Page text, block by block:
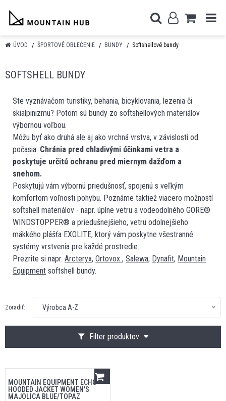
ÚVOD ŠPORTOVÉ OBLEČENIE BUNDY Softshellové bundy
SOFTSHELL BUNDY
Ste vyznávačom turistiky, behania, bicyklovania, lezenia či
skialpinizmu? Potom sú bundy zo softshellových materiálov
výbornou voľbou.
Môžu byť ako druhá ale aj ako vrchná vrstva, v závislosti od
počasia. Chránia pred chladivými účinkami vetra a
poskytuje určitú ochranu pred miernym dažďom a
snehom.
Poskytujú vám výbornú priedušnosť, spojenú s veľkým
komfortom voľnosti pohybu. Poznáme taktiež viacero možností
softshell materiálov - napr. úplne vetru a vodeodolného GORE®
WINDSTOPPER® a priedušnejšieho, vetru odolnejšieho
mäkkého plášťa EXOLITE, ktorý vám poskytne všestranné
systémy vrstvenia pre každé prostredie.
Prezrite si napr. Arcteryx, Ortovox , Salewa, Dynafit, Mountain
Equipment softshell bundy.
Filter produktov
Zoradiť: Výrobca A-Z
MOUNTAIN EQUIPMENT ECHO
HOODED JACKET WOMEN'S
MAJOLICA BLUE/TOPAZ